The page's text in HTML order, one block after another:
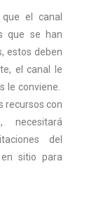
el canal
que se han
estos deben
el canal le
le conviene.
recursos con
necesitará
del
sitio para